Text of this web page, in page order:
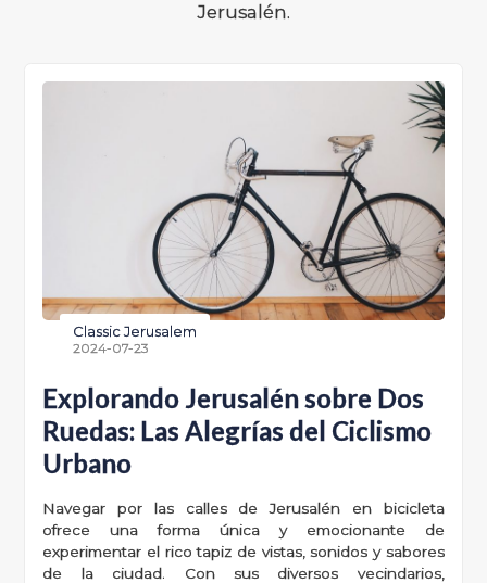
Jerusalén.
Classic Jerusalem
2024-07-23
Explorando Jerusalén sobre Dos
Ruedas: Las Alegrías del Ciclismo
Urbano
Navegar por las calles de Jerusalén en bicicleta
ofrece una forma única y emocionante de
experimentar el rico tapiz de vistas, sonidos y sabores
de la ciudad. Con sus diversos vecindarios,